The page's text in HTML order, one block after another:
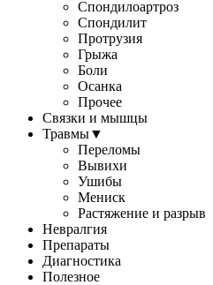
Спондилоартроз
Спондилит
Протрузия
Грыжа
Боли
Осанка
Прочее
Связки и мышцы
Травмы▼
Переломы
Вывихи
Ушибы
Мениск
Растяжение и разрыв
Невралгия
Препараты
Диагностика
Полезное